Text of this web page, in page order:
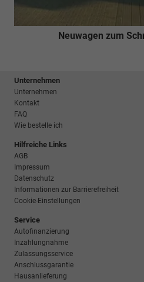
Neuwagen zum
Unternehmen
Unternehmen
Kontakt
FAQ
Wie bestelle ich
Hilfreiche Links
AGB
Impressum
Datenschutz
Informationen zur Barrierefreiheit
Cookie-Einstellungen
Service
Autofinanzierung
Inzahlungnahme
Zulassungsservice
Anschlussgarantie
Hausanlieferung